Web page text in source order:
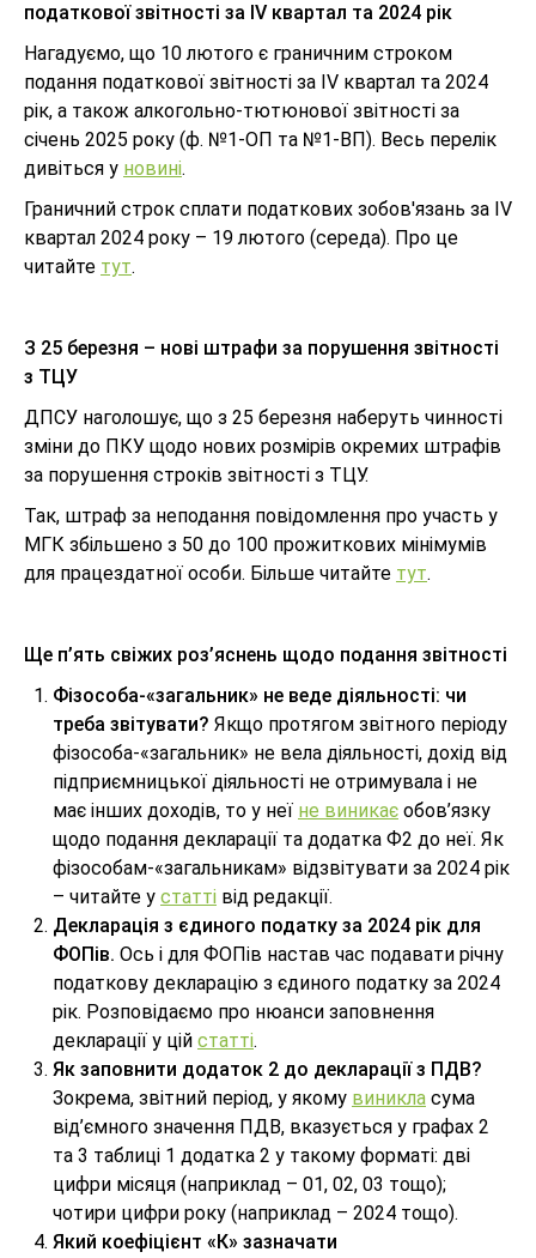
податкової звітності за IV квартал та 2024 рік
Нагадуємо, що 10 лютого є граничним строком
подання податкової звітності за IV квартал та 2024
рік, а також алкогольно-тютюнової звітності за
січень 2025 року (ф. №1-ОП та №1-ВП). Весь перелік
дивіться у новині.
Граничний строк сплати податкових зобов'язань за ІV
квартал 2024 року – 19 лютого (середа). Про це
читайте тут.
З 25 березня – нові штрафи за порушення звітності
з ТЦУ
ДПСУ наголошує, що з 25 березня наберуть чинності
зміни до ПКУ щодо нових розмірів окремих штрафів
за порушення строків звітності з ТЦУ.
Так, штраф за неподання повідомлення про участь у
МГК збільшено з 50 до 100 прожиткових мінімумів
для працездатної особи. Більше читайте тут.
Ще п’ять свіжих роз’яснень щодо подання звітності
Фізособа-«загальник» не веде діяльності: чи
треба звітувати? Якщо протягом звітного періоду
фізособа-«загальник» не вела діяльності, дохід від
підприємницької діяльності не отримувала і не
має інших доходів, то у неї не виникає обов’язку
щодо подання декларації та додатка Ф2 до неї. Як
фізособам-«загальникам» відзвітувати за 2024 рік
– читайте у статті від редакції.
Декларація з єдиного податку за 2024 рік для
ФОПів. Ось і для ФОПів настав час подавати річну
податкову декларацію з єдиного податку за 2024
рік. Розповідаємо про нюанси заповнення
декларації у цій статті.
Як заповнити додаток 2 до декларації з ПДВ?
Зокрема, звітний період, у якому виникла сума
від’ємного значення ПДВ, вказується у графах 2
та 3 таблиці 1 додатка 2 у такому форматі: дві
цифри місяця (наприклад – 01, 02, 03 тощо);
чотири цифри року (наприклад – 2024 тощо).
Який коефіцієнт «К» зазначати